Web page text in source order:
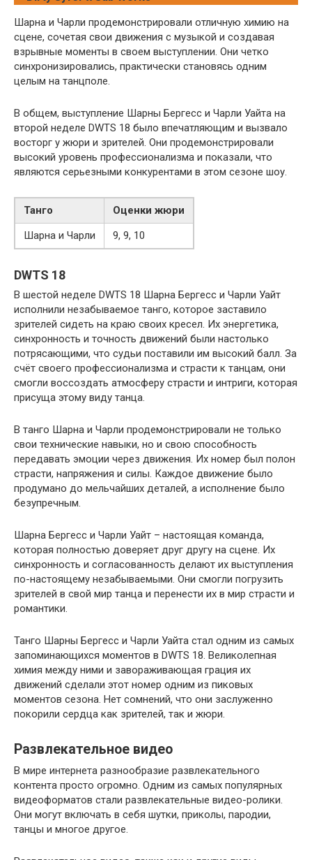
Шарна и Чарли продемонстрировали отличную химию на
сцене, сочетая свои движения с музыкой и создавая
взрывные моменты в своем выступлении. Они четко
синхронизировались, практически становясь одним
целым на танцполе.
В общем, выступление Шарны Бергесс и Чарли Уайта на
второй неделе DWTS 18 было впечатляющим и вызвало
восторг у жюри и зрителей. Они продемонстрировали
высокий уровень профессионализма и показали, что
являются серьезными конкурентами в этом сезоне шоу.
Танго
Оценки жюри
Шарна и Чарли
9, 9, 10
DWTS 18
В шестой неделе DWTS 18 Шарна Бергесс и Чарли Уайт
исполнили незабываемое танго, которое заставило
зрителей сидеть на краю своих кресел. Их энергетика,
синхронность и точность движений были настолько
потрясающими, что судьи поставили им высокий балл. За
счёт своего профессионализма и страсти к танцам, они
смогли воссоздать атмосферу страсти и интриги, которая
присуща этому виду танца.
В танго Шарна и Чарли продемонстрировали не только
свои технические навыки, но и свою способность
передавать эмоции через движения. Их номер был полон
страсти, напряжения и силы. Каждое движение было
продумано до мельчайших деталей, а исполнение было
безупречным.
Шарна Бергесс и Чарли Уайт – настоящая команда,
которая полностью доверяет друг другу на сцене. Их
синхронность и согласованность делают их выступления
по-настоящему незабываемыми. Они смогли погрузить
зрителей в свой мир танца и перенести их в мир страсти и
романтики.
Танго Шарны Бергесс и Чарли Уайта стал одним из самых
запоминающихся моментов в DWTS 18. Великолепная
химия между ними и завораживающая грация их
движений сделали этот номер одним из пиковых
моментов сезона. Нет сомнений, что они заслуженно
покорили сердца как зрителей, так и жюри.
Развлекательное видео
В мире интернета разнообразие развлекательного
контента просто огромно. Одним из самых популярных
видеоформатов стали развлекательные видео-ролики.
Они могут включать в себя шутки, приколы, пародии,
танцы и многое другое.